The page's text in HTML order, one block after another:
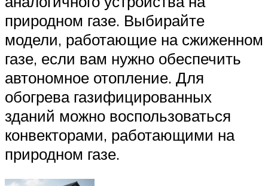
природном газе. Выбирайте
модели, работающие на сжиженном
газе, если вам нужно обеспечить
автономное отопление. Для
обогрева газифицированных
зданий можно воспользоваться
конвекторами, работающими на
природном газе.